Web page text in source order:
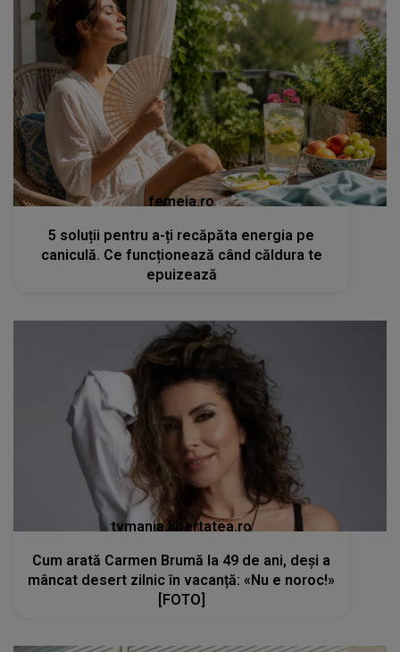
femeia.ro
5 soluții pentru a-ți recăpăta energia pe
caniculă. Ce funcționează când căldura te
epuizează
tvmania.libertatea.ro
Cum arată Carmen Brumă la 49 de ani, deși a
mâncat desert zilnic în vacanță: «Nu e noroc!»
[FOTO]